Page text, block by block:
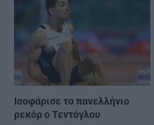
Ισοφάρισε το πανελλήνιο
ρεκόρ ο Τεντόγλου